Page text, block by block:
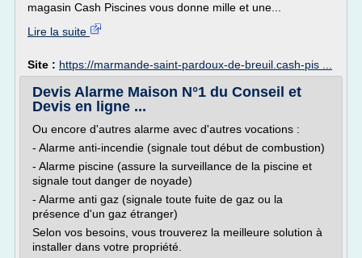
magasin Cash Piscines vous donne mille et une...
Lire la suite
Site : https://marmande-saint-pardoux-de-breuil.cash-pis ...
Devis Alarme Maison N°1 du Conseil et
Devis en ligne ...
Ou encore d'autres alarme avec d'autres vocations :
- Alarme anti-incendie (signale tout début de combustion)
- Alarme piscine (assure la surveillance de la piscine et
signale tout danger de noyade)
- Alarme anti gaz (signale toute fuite de gaz ou la
présence d'un gaz étranger)
Selon vos besoins, vous trouverez la meilleure solution à
installer dans votre propriété.